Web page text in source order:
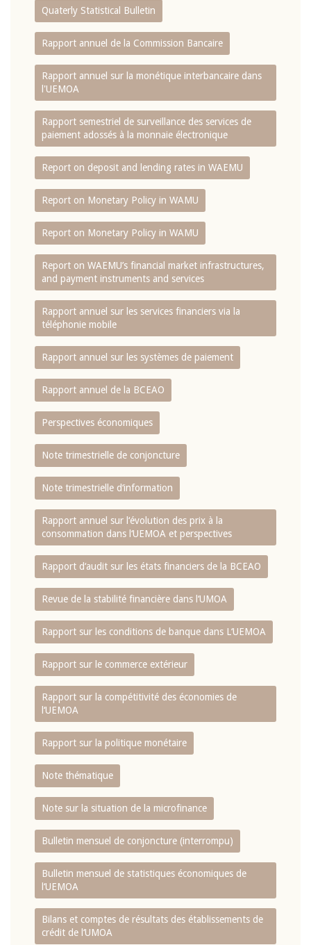
Quaterly Statistical Bulletin
Rapport annuel de la Commission Bancaire
Rapport annuel sur la monétique interbancaire dans
l'UEMOA
Rapport semestriel de surveillance des services de
paiement adossés à la monnaie électronique
Report on deposit and lending rates in WAEMU
Report on Monetary Policy in WAMU
Report on Monetary Policy in WAMU
Report on WAEMU’s financial market infrastructures,
and payment instruments and services
Rapport annuel sur les services financiers via la
téléphonie mobile
Rapport annuel sur les systèmes de paiement
Rapport annuel de la BCEAO
Perspectives économiques
Note trimestrielle de conjoncture
Note trimestrielle d‘information
Rapport annuel sur l‘évolution des prix à la
consommation dans l‘UEMOA et perspectives
Rapport d‘audit sur les états financiers de la BCEAO
Revue de la stabilité financière dans l‘UMOA
Rapport sur les conditions de banque dans L‘UEMOA
Rapport sur le commerce extérieur
Rapport sur la compétitivité des économies de
l‘UEMOA
Rapport sur la politique monétaire
Note thématique
Note sur la situation de la microfinance
Bulletin mensuel de conjoncture (interrompu)
Bulletin mensuel de statistiques économiques de
l‘UEMOA
Bilans et comptes de résultats des établissements de
crédit de l‘UMOA